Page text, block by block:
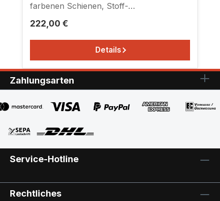
farbenen Schienen, Stoff-
Farbe siehe Stoffmustertabelle zusammen
mit VELUX-Netzmarkise schwarz zum
Einhängen in Haltekrallen, passend für
Fenstertyp GGL/GHL/GPL SK08.
Einfache Montage. Ausführliche
Einbauanleitung liegt bei. Weitere
Informationen zum Thema: Andere
Zubehörartikel (Jalousetten, Faltstores,
Insektenschutzrollos) sowie mehrere
Produkte zur Komplett-Lieferung können
wir gerne auf Anfrage anbieten. Rufen Sie
eine E-Mail (info@gabler-bayreuth.de).
Hersteller-Prospekt und weitere Infos
Regulärer Preis:
222,00 €
Details
Zahlungsarten
Service-Hotline
Rechtliches